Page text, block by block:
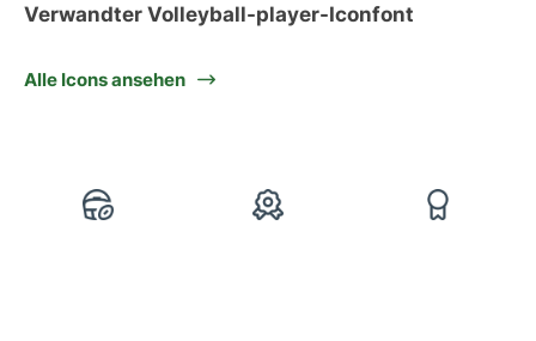
Verwandter Volleyball-player-Iconfont
Alle Icons ansehen